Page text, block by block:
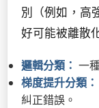
別（例如，高
好可能被離散
邏輯分類： 一
梯度提升分類：
糾正錯誤。